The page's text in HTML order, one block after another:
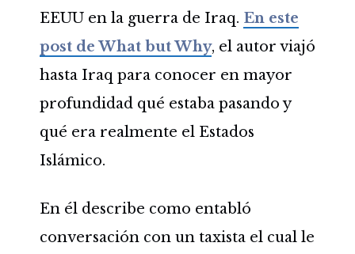
EEUU en la guerra de Iraq. En este
post de What but Why, el autor viajó
hasta Iraq para conocer en mayor
profundidad qué estaba pasando y
qué era realmente el Estados
Islámico.
En él describe como entabló
conversación con un taxista el cual le